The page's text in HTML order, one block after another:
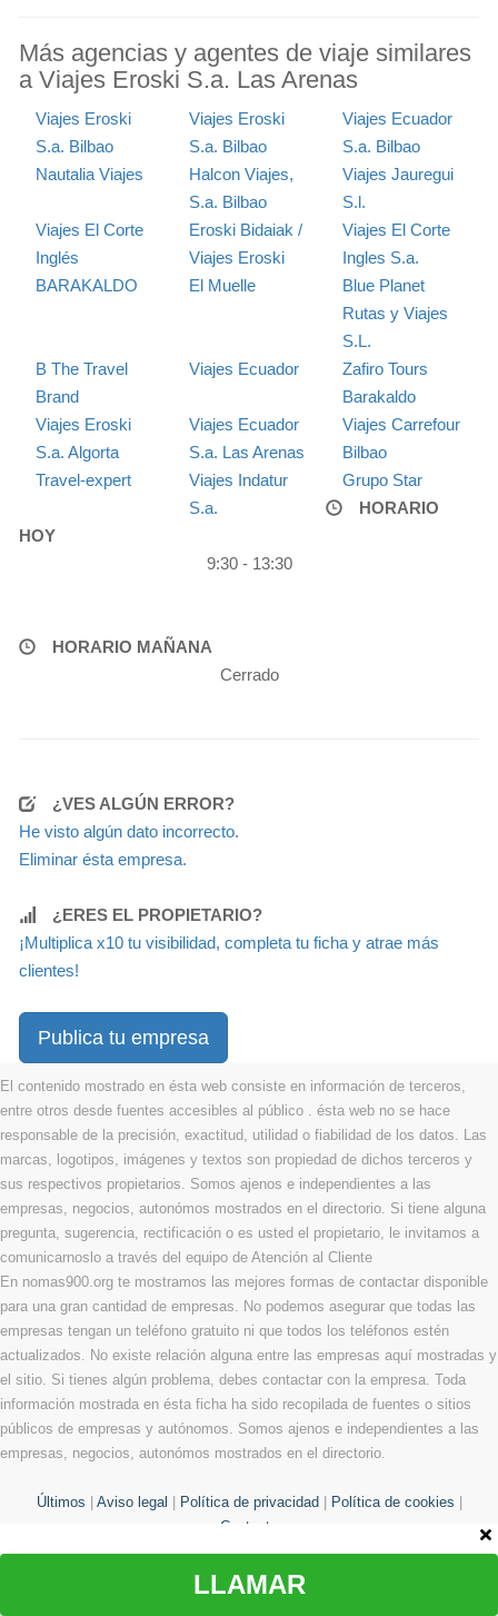
Más agencias y agentes de viaje similares
a Viajes Eroski S.a. Las Arenas
Viajes Eroski
S.a. Bilbao
Viajes Eroski
S.a. Bilbao
Viajes Ecuador
S.a. Bilbao
Nautalia Viajes
Halcon Viajes,
S.a. Bilbao
Viajes Jauregui
S.l.
Viajes El Corte
Inglés
BARAKALDO
Eroski Bidaiak /
Viajes Eroski
Viajes El Corte
Ingles S.a.
El Muelle
Blue Planet
Rutas y Viajes
S.L.
B The Travel
Brand
Viajes Ecuador
Zafiro Tours
Barakaldo
Viajes Eroski
S.a. Algorta
Viajes Ecuador
S.a. Las Arenas
Viajes Carrefour
Bilbao
Travel-expert
Viajes Indatur
S.a.
Grupo Star
HORARIO
HOY
9:30 - 13:30
HORARIO MAÑANA
Cerrado
¿VES ALGÚN ERROR?
He visto algún dato incorrecto.
Eliminar ésta empresa.
¿ERES EL PROPIETARIO?
¡Multiplica x10 tu visibilidad, completa tu ficha y atrae más
clientes!
Publica tu empresa
El contenido mostrado en ésta web consiste en información de terceros,
entre otros desde fuentes accesibles al público . ésta web no se hace
responsable de la precisión, exactitud, utilidad o fiabilidad de los datos. Las
marcas, logotipos, imágenes y textos son propiedad de dichos terceros y
sus respectivos propietarios. Somos ajenos e independientes a las
empresas, negocios, autonómos mostrados en el directorio. Si tiene alguna
pregunta, sugerencia, rectificación o es usted el propietario, le invitamos a
comunicarnoslo a través del equipo de Atención al Cliente
En nomas900.org te mostramos las mejores formas de contactar disponible
para una gran cantidad de empresas. No podemos asegurar que todas las
empresas tengan un teléfono gratuito ni que todos los teléfonos estén
actualizados. No existe relación alguna entre las empresas aquí mostradas y
el sitio. Si tienes algún problema, debes contactar con la empresa. Toda
información mostrada en ésta ficha ha sido recopilada de fuentes o sitios
públicos de empresas y autónomos. Somos ajenos e independientes a las
empresas, negocios, autonómos mostrados en el directorio.
Últimos Aviso legal Política de privacidad Política de cookies
Contacto
LLAMAR